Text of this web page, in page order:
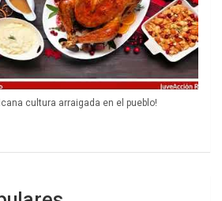
cultura arraigada en el pueblo!